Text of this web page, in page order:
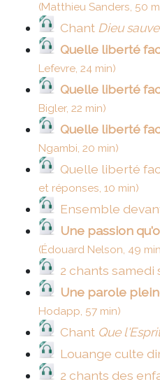
(Matthieu Sanders, 50
Chant Dieu
Quelle liberté
Lefevre, 24 min)
Quelle liberté
Bigler, 22 min)
Quelle liberté
Ngambi, 20 min)
Quelle liberté
et réponses, 10 min)
Ensemble
Une passion
(Édouard Nelson, 49
2 chants samedi
Une parole
Hodapp, 57 min)
Chant Que
Louange culte
2 chants des